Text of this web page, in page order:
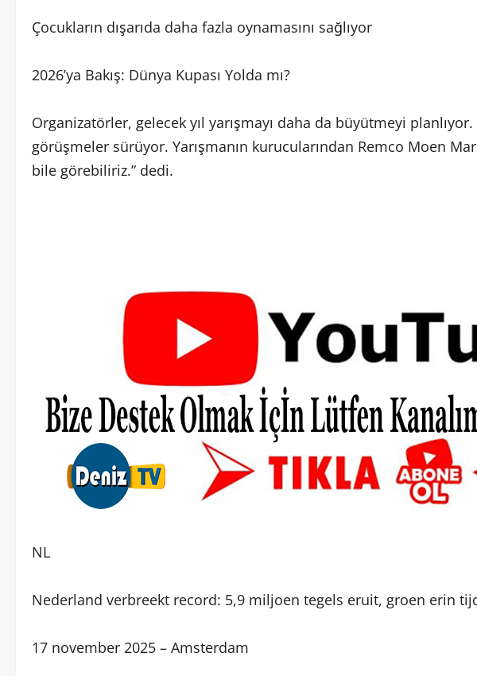
Çocukların dışarıda daha fazla oynamasını sağlıyor
2026’ya Bakış: Dünya Kupası Yolda mı?
Organizatörler, gelecek yıl yarışmayı daha da büyütmeyi
görüşmeler sürüyor. Yarışmanın kurucularından Remco Moen
bile görebiliriz.” dedi.
NL
Nederland verbreekt record: 5,9 miljoen tegels eruit, groen erin
17 november 2025 – Amsterdam